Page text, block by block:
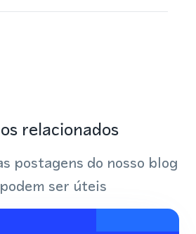
relacionados
postagens do nosso blog
ser úteis